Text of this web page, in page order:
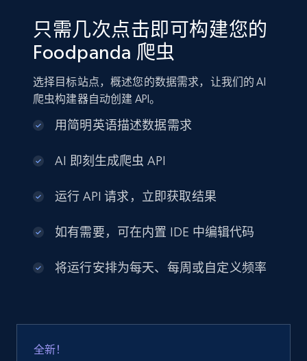
只需几次点击即可构建您的
Foodpanda 爬虫
选择目标站点，概述您的数据需求，让我们的 AI
爬虫构建器自动创建 API。
用简明英语描述数据需求
AI 即刻生成爬虫 API
运行 API 请求，立即获取结果
如有需要，可在内置 IDE 中编辑代码
将运行安排为每天、每周或自定义频率
全新！